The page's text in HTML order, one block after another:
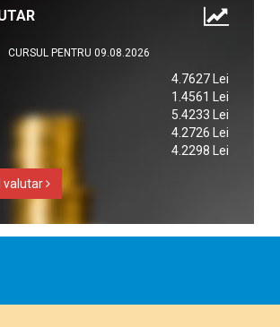
CURSUL PENTRU 09.08.2026
4.7627 Lei
1.4561 Lei
5.4233 Lei
4.2726 Lei
4.2298 Lei
valutar